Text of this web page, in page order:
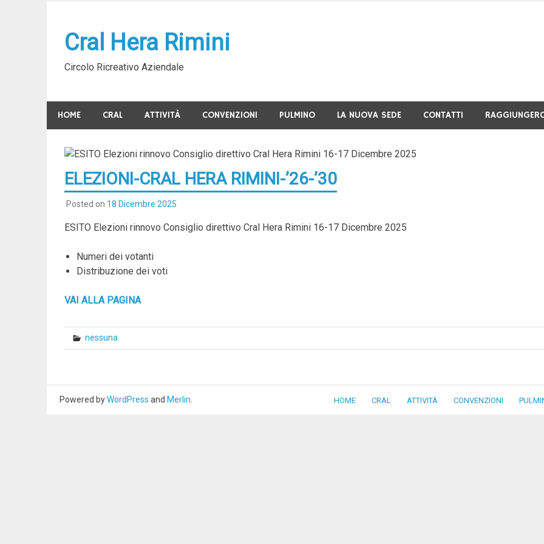
contentCral Hera Rimini
Circolo Ricreativo Aziendale
HOME CRAL ATTIVITÀ CONVENZIONI PULMINO LA NUOVA SEDE CONTATTI
ELEZIONI-CRAL HERA RIMINI-’26-’30
Posted on 18 Dicembre 2025
ESITO Elezioni rinnovo Consiglio direttivo Cral Hera Rimini 16-17 Dicembre 2025
Numeri dei votanti
Distribuzione dei voti
VAI ALLA PAGINA
nessuna
HOME CRAL ATTIVITÀ CONVENZIONI
Powered byWordPress and Merlin